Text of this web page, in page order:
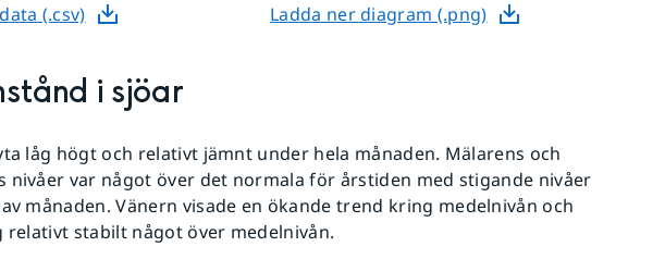
(.csv) Ladda ner diagram (.png)
i sjöar
låg högt och relativt jämnt under hela månaden. Mälarens och
nivåer var något över det normala för årstiden med stigande nivåer
månaden. Vänern visade en ökande trend kring medelnivån och
relativt stabilt något över medelnivån.